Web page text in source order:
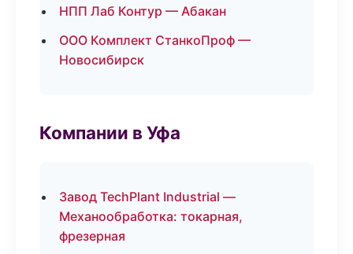
НПП Лаб Контур — Абакан
ООО Комплект СтанкоПроф —
Новосибирск
Компании в Уфа
Завод TechPlant Industrial —
Механообработка: токарная,
фрезерная